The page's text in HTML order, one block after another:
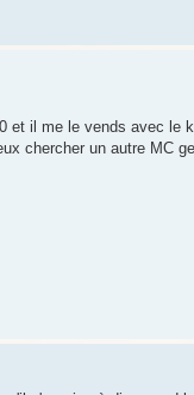
et il me le vends avec le
chercher un autre MC